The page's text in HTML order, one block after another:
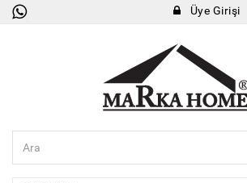
Üye Girişi